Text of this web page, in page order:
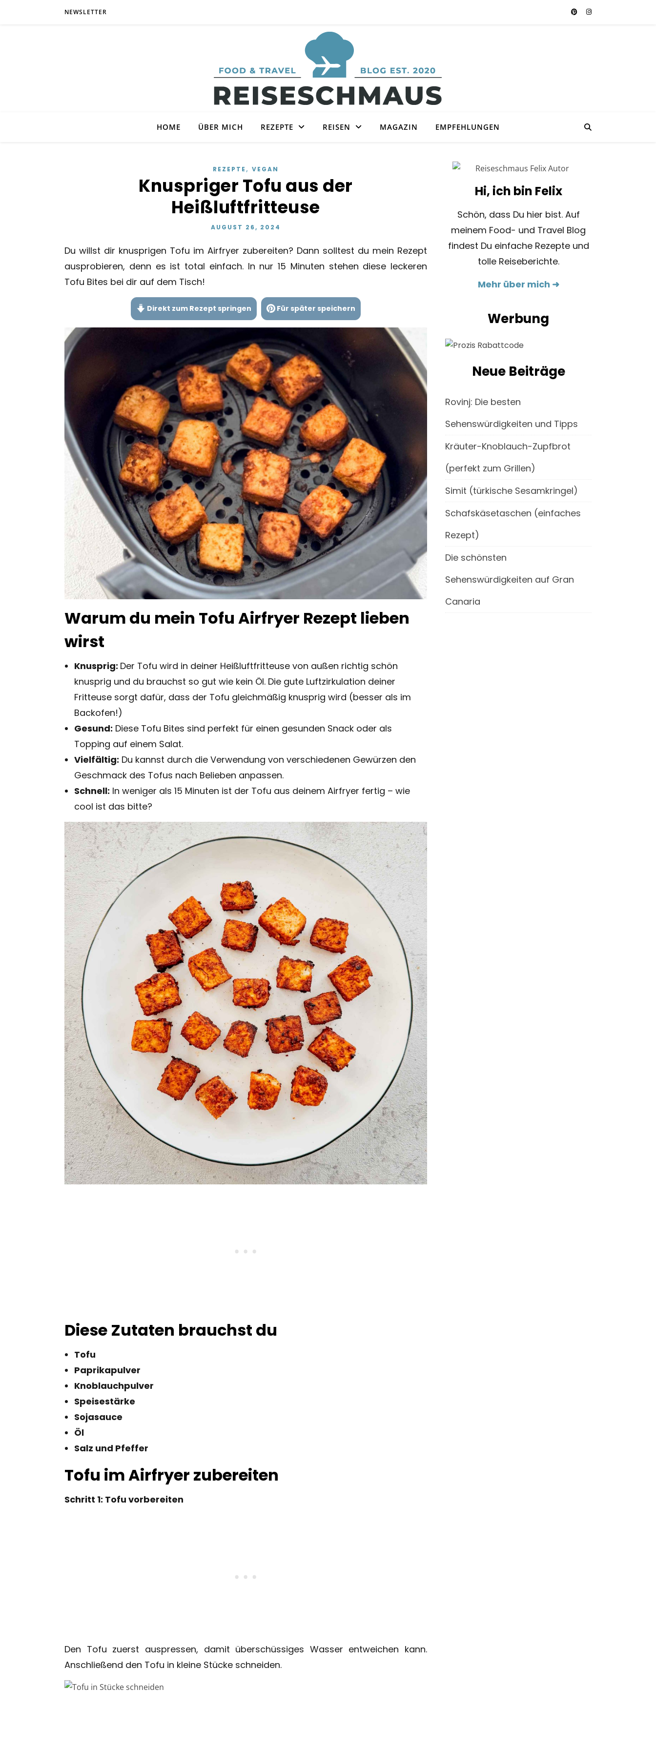
NEWSLETTER
HOME ÜBER MICH REZEPTE REISEN MAGAZIN EMPFEHLUNGEN
REZEPTE , VEGAN
Knuspriger Tofu aus der
Heißluftfritteuse
AUGUST 26, 2024
Du willst dir knusprigen Tofu im Airfryer zubereiten? Dann solltest du mein Rezept
ausprobieren, denn es ist total einfach. In nur 15 Minuten stehen diese leckeren
Tofu Bites bei dir auf dem Tisch!
Direkt zum Rezept springen Für später speichern
Warum du mein Tofu Airfryer Rezept lieben
wirst
Knusprig: Der Tofu wird in deiner Heißluftfritteuse von außen richtig schön
knusprig und du brauchst so gut wie kein Öl. Die gute Luftzirkulation deiner
Fritteuse sorgt dafür, dass der Tofu gleichmäßig knusprig wird (besser als im
Backofen!)
Gesund: Diese Tofu Bites sind perfekt für einen gesunden Snack oder als
Topping auf einem Salat.
Vielfältig: Du kannst durch die Verwendung von verschiedenen Gewürzen den
Geschmack des Tofus nach Belieben anpassen.
Schnell: In weniger als 15 Minuten ist der Tofu aus deinem Airfryer fertig – wie
cool ist das bitte?
Diese Zutaten brauchst du
Tofu
Paprikapulver
Knoblauchpulver
Speisestärke
Sojasauce
Öl
Salz und Pfeffer
Tofu im Airfryer zubereiten
Schritt 1: Tofu vorbereiten
Den Tofu zuerst auspressen, damit überschüssiges Wasser entweichen kann.
Anschließend den Tofu in kleine Stücke schneiden.
Hi, ich bin Felix
Schön, dass Du hier bist. Auf
meinem Food- und Travel Blog
findest Du einfache Rezepte und
tolle Reiseberichte.
Mehr über mich ➜
Werbung
Neue Beiträge
Rovinj: Die besten
Sehenswürdigkeiten und Tipps
Kräuter-Knoblauch-Zupfbrot
(perfekt zum Grillen)
Simit (türkische Sesamkringel)
Schafskäsetaschen (einfaches
Rezept)
Die schönsten
Sehenswürdigkeiten auf Gran
Canaria